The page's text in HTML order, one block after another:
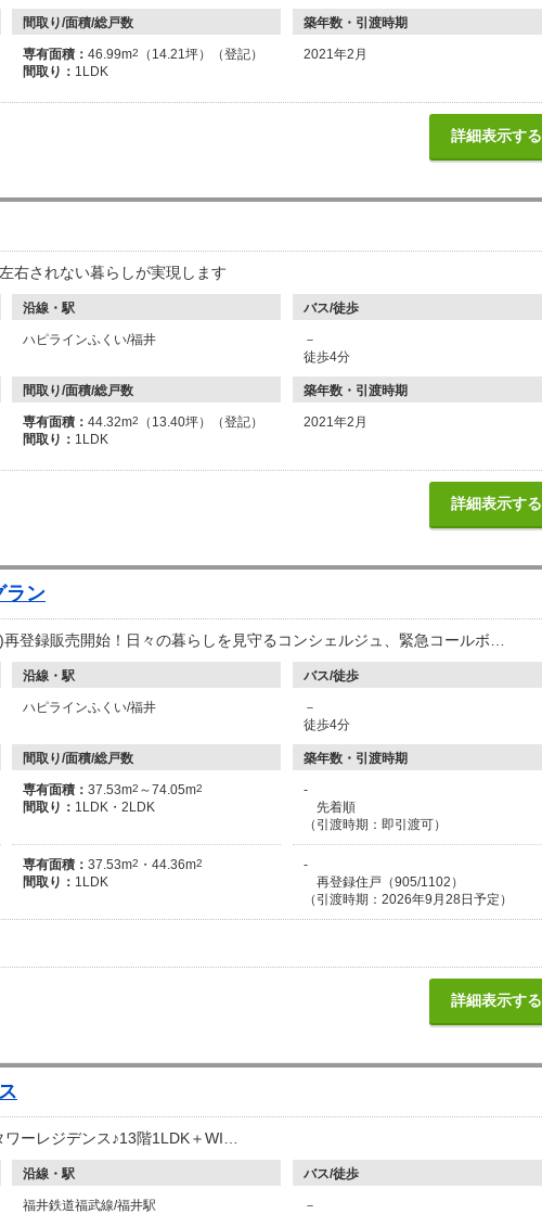
間取り/面積/総戸数 築年数・引渡時期
専有面積： 46.99m2
（14.21坪）（登記）
間取り： 1LDK
2021年2月
詳細表示する
右されない暮らしが実現します
沿線・駅 バス/徒歩
ハピラインふくい/福井
－
徒歩4分
間取り/面積/総戸数 築年数・引渡時期
専有面積： 44.32m2
（13.40坪）（登記）
間取り： 1LDK
2021年2月
詳細表示する
ラン
登録販売開始！日々の暮らしを見守るコンシェルジュ、緊急コールボ…
沿線・駅 バス/徒歩
ハピラインふくい/福井
－
徒歩4分
間取り/面積/総戸数 築年数・引渡時期
専有面積： 37.53m2 ～74.05m2
間取り： 1LDK・2LDK
-
先着順
（引渡時期：即引渡可）
専有面積： 37.53m2 ・44.36m2
間取り： 1LDK
-
再登録住戸（905/1102）
（引渡時期：2026年9月28日予定）
詳細表示する
ワーレジデンス♪13階1LDK＋WI…
沿線・駅 バス/徒歩
福井鉄道福武線/福井駅
－